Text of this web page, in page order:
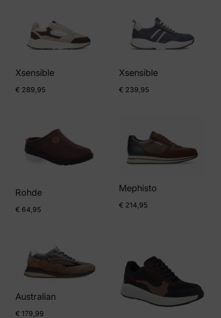
Xsensible
€ 289,95
Xsensible
€ 239,95
Rohde
€ 64,95
Mephisto
€ 214,95
Australian
€ 179,99